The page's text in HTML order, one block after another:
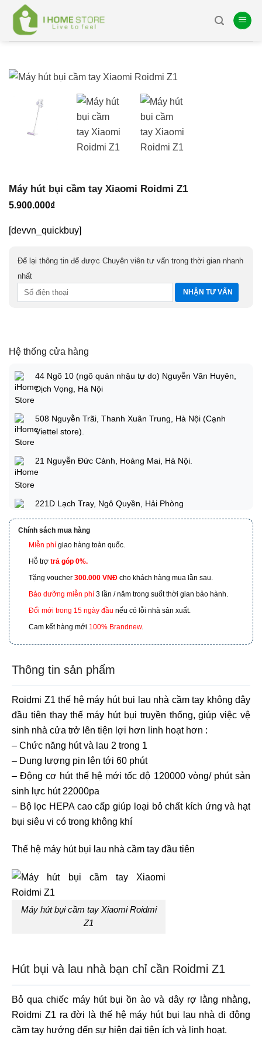
content
Máy hút bụi cầm tay Xiaomi Roidmi Z1
5.900.000₫
[devvn_quickbuy]
Để lại thông tin để được Chuyên viên tư vấn trong thời gian nhanh
nhất
Hệ thống cửa hàng
44 Ngõ 10 (ngõ quán nhậu tự do) Nguyễn Văn Huyên,
Dịch Vọng, Hà Nội
508 Nguyễn Trãi, Thanh Xuân Trung, Hà Nội (Cạnh
Viettel store).
21 Nguyễn Đức Cảnh, Hoàng Mai, Hà Nội.
221D Lạch Tray, Ngô Quyền, Hải Phòng
173 Nguyễn Thái Bình, Phường 4, Quận Tân Bình, Hồ
Chí Minh
601 Hoàng Liên, TP Lào Cai
Chính sách mua hàng
Miễn phí giao hàng toàn quốc.
Hỗ trợ trả góp 0%.
Tặng voucher 300.000 VNĐ cho khách hàng mua lần sau.
Bảo dưỡng miễn phí 3 lần / năm trong suốt thời gian bảo hành.
Đổi mới trong 15 ngày đầu nếu có lỗi nhà sản xuất.
Cam kết hàng mới 100% Brandnew.
Thông tin sản phẩm
Roidmi Z1 thế hệ máy hút bụi lau nhà cầm tay không dây
đầu tiên thay thế máy hút bụi truyền thống, giúp việc vệ
sinh nhà cửa trở lên tiện lợi hơn linh hoạt hơn :
– Chức năng hút và lau 2 trong 1
– Dung lượng pin lên tới 60 phút
– Động cơ hút thế hệ mới tốc độ 120000 vòng/ phút sản
sinh lực hút 22000pa
– Bộ lọc HEPA cao cấp giúp loại bỏ chất kích ứng và hạt
bụi siêu vi có trong không khí
Thế hệ máy hút bụi lau nhà cầm tay đầu tiên
Máy hút bụi cầm tay Xiaomi Roidmi
Z1
Hút bụi và lau nhà bạn chỉ cần Roidmi Z1
Bỏ qua chiếc máy hút bụi ồn ào và dây rợ lằng nhằng,
Roidmi Z1 ra đời là thế hệ máy hút bụi lau nhà di động
cầm tay hướng đến sự hiện đại tiện ích và linh hoạt.